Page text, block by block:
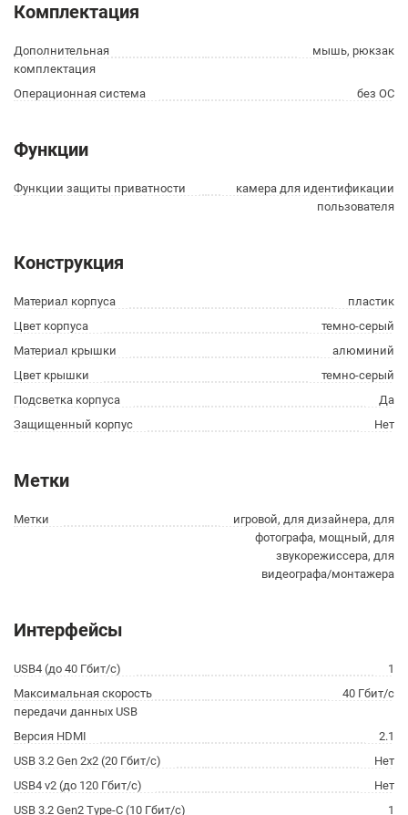
Комплектация
Дополнительная
комплектация
мышь, рюкзак
Операционная система без ОС
Функции
Функции защиты приватности
камера для идентификации
пользователя
Конструкция
Материал корпуса
пластик
Цвет корпуса
темно-серый
Материал крышки
алюминий
Цвет крышки
темно-серый
Подсветка корпуса
Да
Защищенный корпус
Нет
Метки
Метки
игровой, для дизайнера, для
фотографа, мощный, для
звукорежиссера, для
видеографа/монтажера
Интерфейсы
USB4 (до 40 Гбит/с)
1
Максимальная скорость
передачи данных USB
40 Гбит/с
Версия HDMI
2.1
USB 3.2 Gen 2x2 (20 Гбит/с)
Нет
USB4 v2 (до 120 Гбит/с)
Нет
USB 3.2 Gen2 Type-C (10 Гбит/с)
1